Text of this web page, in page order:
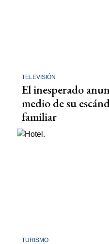
TELEVISIÓN
El inesperado
medio de su
familiar
TURISMO